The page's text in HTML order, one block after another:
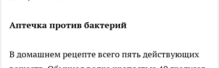
Аптечка против бактерий
В домашнем рецепте всего пять действующих